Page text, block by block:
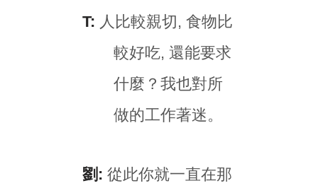
T: 人比較親切, 食物比
較好吃, 還能要求
什麼？我也對所
做的工作著迷。
劉: 從此你就一直在那